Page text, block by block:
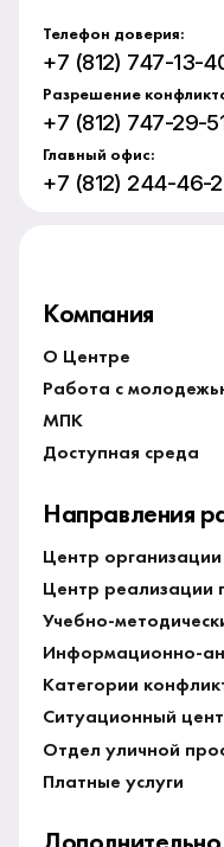
Телефон доверия:
+7 (812) 747-13-
Разрешение
+7 (812) 747-29-
Главный офис:
+7 (812) 244-46-
Компания
О Центре
Работа с
МПК
Доступная среда
Направления
Центр
Центр реализации
Учебно-
Информационно-
Категории
Ситуационный
Отдел уличной
Платные услуги